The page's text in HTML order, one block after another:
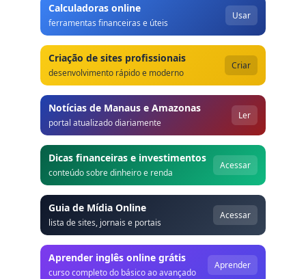
Calculadoras online
ferramentas financeiras e úteis
Usar
Criação de sites profissionais
desenvolvimento rápido e moderno
Criar
Notícias de Manaus e Amazonas
portal atualizado diariamente
Ler
Dicas financeiras e investimentos
conteúdo sobre dinheiro e renda
Acessar
Guia de Mídia Online
lista de sites, jornais e portais
Acessar
Aprender inglês online grátis
curso completo do básico ao avançado
Aprender